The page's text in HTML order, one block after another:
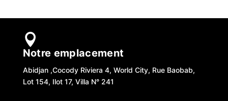

Notre emplacement
Abidjan ,Cocody Riviera 4, World City, Rue Baobab,
Lot 154, Ilot 17, Villa N° 241